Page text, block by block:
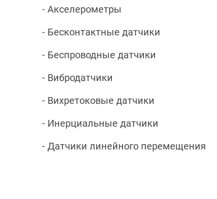
- Акселерометры
- Бесконтактные датчики
- Беспроводные датчики
- Вибродатчики
- Вихретоковые датчики
- Инерциальные датчики
- Датчики линейного перемещения